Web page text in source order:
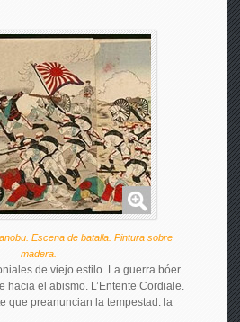
Escena de batalla. Pintura sobre
madera.
de viejo estilo. La guerra bóer.
hacia el abismo. L’Entente Cordiale.
que preanuncian la tempestad: la